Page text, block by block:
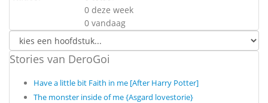
0 deze week
0 vandaag
Stories van DeroGoi
Have a little bit Faith in me [After Harry Potter]
The monster inside of me {Asgard lovestorie}